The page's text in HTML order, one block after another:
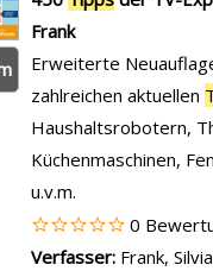
Frank
Erweiterte
zahlreichen aktuellen
Haushaltsrobotern,
Küchenmaschinen,
u.v.m.
0
Verfasser: Frank, Silvia